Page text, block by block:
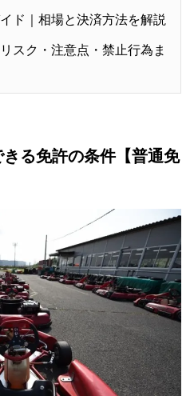
ド｜相場と決済方法を解説
スク・注意点・禁止行為ま
る免許の条件【普通免